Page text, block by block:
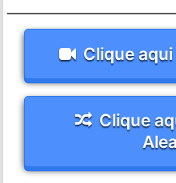
Clique
Clique